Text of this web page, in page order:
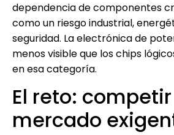
dependencia de componentes
como un riesgo industrial,
seguridad. La electrónica de
menos visible que los chips
en esa categoría.
El reto:
mercado